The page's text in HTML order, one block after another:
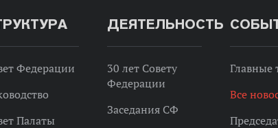
Федерации
Палаты
ДЕЯТЕЛЬНОСТЬ
30 лет Совету
Федерации
Заседания СФ
Главные
Все